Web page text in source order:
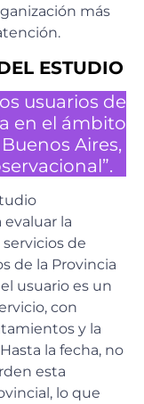
más
ESTUDIO
usuarios de
en el ámbito
Aires,
la
de
de la Provincia
usuario es un
con
y la
la fecha, no
esta
lo que